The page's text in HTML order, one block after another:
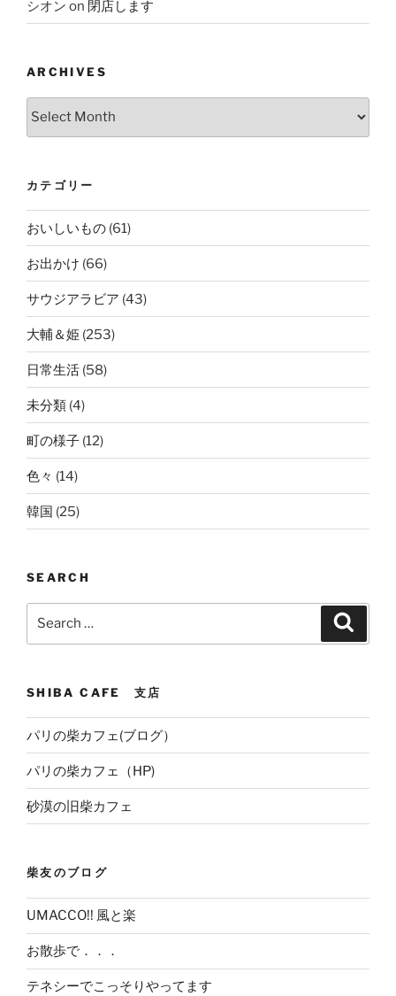
シオン on 閉店します
ARCHIVES
Archives
カテゴリー
おいしいもの (61)
お出かけ (66)
サウジアラビア (43)
大輔＆姫 (253)
日常生活 (58)
未分類 (4)
町の様子 (12)
色々 (14)
韓国 (25)
SEARCH
SHIBA CAFE 支店
パリの柴カフェ(ブログ）
パリの柴カフェ（HP)
砂漠の旧柴カフェ
柴友のブログ
UMACCO!! 風と楽
お散歩で．．．
テネシーでこっそりやってます